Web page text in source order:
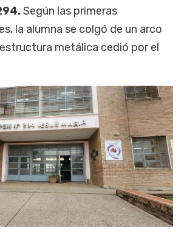
Según las primeras
la alumna se colgó de un arco
metálica cedió por el